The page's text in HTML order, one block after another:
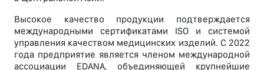
Высокое качество продукции подтверждается
международными сертификатами ISO и системой
управления качеством медицинских изделий. С 2022
года предприятие является членом международной
ассоциации EDANA, объединяющей крупнейшие